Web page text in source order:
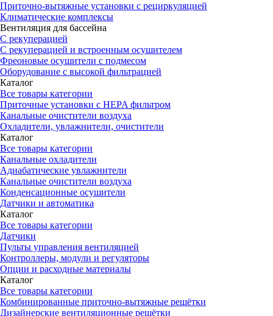
Приточно-вытяжные установки с рециркуляцией
Климатические комплексы
Вентиляция для бассейна
С рекуперацией
С рекуперацией и встроенным осушителем
Фреоновые осушители с подмесом
Оборудование с высокой фильтрацией
Каталог
Все товары категории
Приточные установки c HEPA фильтром
Канальные очистители воздуха
Охладители, увлажнители, очистители
Каталог
Все товары категории
Канальные охладители
Адиабатические увлажнители
Канальные очистители воздуха
Конденсационные осушители
Датчики и автоматика
Каталог
Все товары категории
Датчики
Пульты управления вентиляцией
Контроллеры, модули и регуляторы
Опции и расходные материалы
Каталог
Все товары категории
Комбинированные приточно-вытяжные решётки
Дизайнерские вентиляционные решётки